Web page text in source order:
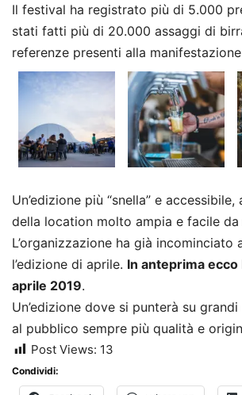
Il festival ha registrato più di 5.000
stati fatti più di 20.000 assaggi di
referenze presenti alla
Un’edizione più “snella” e
della location molto ampia e facile da
L’organizzazione ha già incominciato
l’edizione di aprile. In anteprima
aprile 2019.
Un’edizione dove si punterà su
al pubblico sempre più qualità e
Post Views: 13
Condividi: